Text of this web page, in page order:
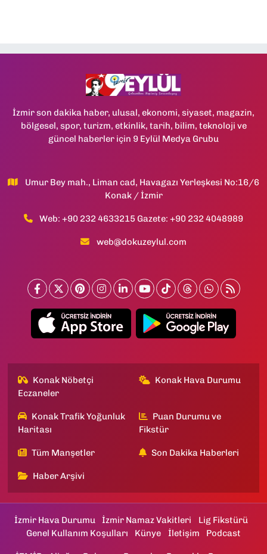
İzmir son dakika haber, ulusal, ekonomi, siyaset, magazin,
bölgesel, spor, turizm, etkinlik, tarih, bilim, teknoloji ve
güncel haberler için 9 Eylül Medya Grubu
Umur Bey mah., Liman cad, Havagazı Yerleşkesi No:16/6
Konak / İzmir
Web: +90 232 4633215 Gazete: +90 232 4048989
web@dokuzeylul.com
Konak Nöbetçi
Eczaneler
Konak Hava Durumu
Konak Trafik Yoğunluk
Haritası
Puan Durumu ve
Fikstür
Tüm Manşetler Son Dakika Haberleri
Haber Arşivi
İzmir Hava Durumu İzmir Namaz Vakitleri
Lig Fikstürü
Genel Kullanım Koşulları
Künye İletişim Podcast